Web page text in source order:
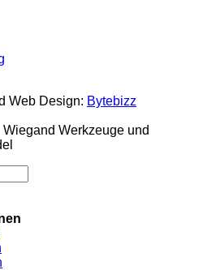
Web Design: Bytebizz
Werkzeuge und